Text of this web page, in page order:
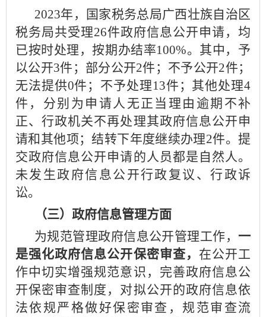
2023年，国家税务总局广西壮族自治区
税务局共受理26件政府信息公开申请，均
已按时处理，按期办结率100%。其中，予
以公开3件；部分公开2件；不予公开2件；
无法提供0件；不予处理13件；其他处理4
件，分别为申请人无正当理由逾期不补
正、行政机关不再处理其政府信息公开申
请和其他项；结转下年度继续办理2件。提
交政府信息公开申请的人员都是自然人。
未发生政府信息公开行政复议、行政诉
讼。
（三）政府信息管理方面
为规范管理政府信息公开管理工作， 一
是强化政府信息公开保密审查， 在公开工
作中切实增强规范意识，完善政府信息公
开保密审查制度，对拟公开的政府信息依
法依规严格做好保密审查，规范审查流